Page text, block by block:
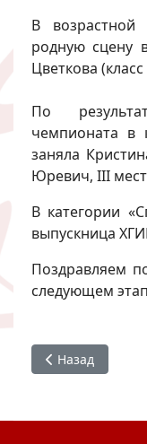
В возрастной
родную сцену
Цветкова
По
чемпионата в
заняла
Юревич, III
В категории
выпускница
Поздравляем
следующем
Предыдущий:
Назад